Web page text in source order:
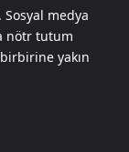
Sosyal medya
nötr tutum
yakın